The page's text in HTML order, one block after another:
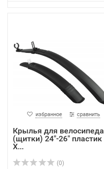
избранное сравнить
Крылья для велосипеда
(щитки) 24"-26" пластик
X...
(0)